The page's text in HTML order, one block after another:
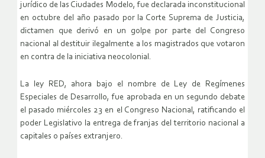
jurídico de las Ciudades Modelo, fue declarada inconstitucional
en octubre del año pasado por la Corte Suprema de Justicia,
dictamen que derivó en un golpe por parte del Congreso
nacional al destituir ilegalmente a los magistrados que votaron
en contra de la iniciativa neocolonial.
La ley RED, ahora bajo el nombre de Ley de Regímenes
Especiales de Desarrollo, fue aprobada en un segundo debate
el pasado miércoles 23 en el Congreso Nacional, ratificando el
poder Legislativo la entrega de franjas del territorio nacional a
capitales o países extranjero.